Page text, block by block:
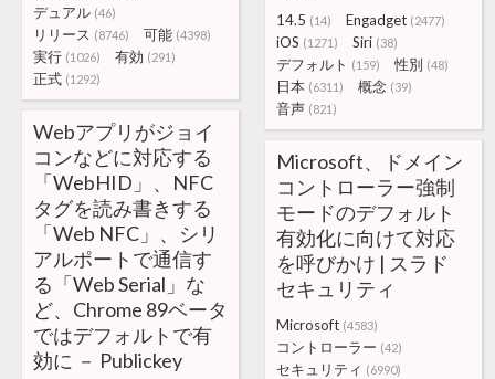
デュアル (46)
リリース (8746) 可能 (4398)
実行 (1026) 有効 (291)
正式 (1292)
14.5 (14) Engadget (2477)
iOS (1271) Siri (38)
デフォルト (159) 性別 (48)
日本 (6311) 概念 (39)
音声 (821)
Webアプリがジョイ
コンなどに対応する
「WebHID」、NFC
タグを読み書きする
「Web NFC」、シリ
アルポートで通信す
る「Web Serial」な
ど、Chrome 89ベータ
ではデフォルトで有
効に － Publickey
Microsoft、ドメイン
コントローラー強制
モードのデフォルト
有効化に向けて対応
を呼びかけ | スラド
セキュリティ
Microsoft (4583)
コントローラー (42)
セキュリティ (6990)